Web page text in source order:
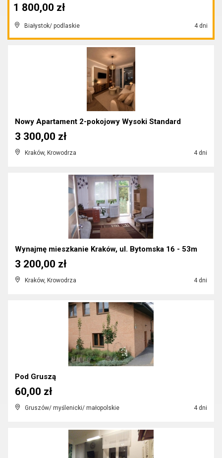
Białystok/ podlaskie 4 dni
1 800,00 zł
Nowy Apartament 2-pokojowy Wysoki Standard
Kraków, Krowodrza 4 dni
3 300,00 zł
Wynajmę mieszkanie Kraków, ul. Bytomska 16 - 53m
Kraków, Krowodrza 4 dni
3 200,00 zł
Pod Gruszą
Gruszów/ myślenicki/ małopolskie 4 dni
60,00 zł